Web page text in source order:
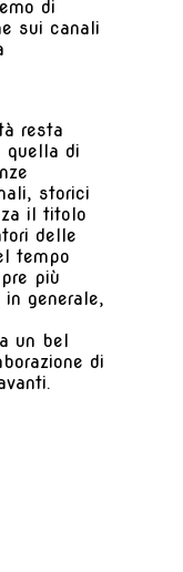
di
sui canali
resta
quella di
storici
il titolo
delle
tempo
più
generale,
un bel
di